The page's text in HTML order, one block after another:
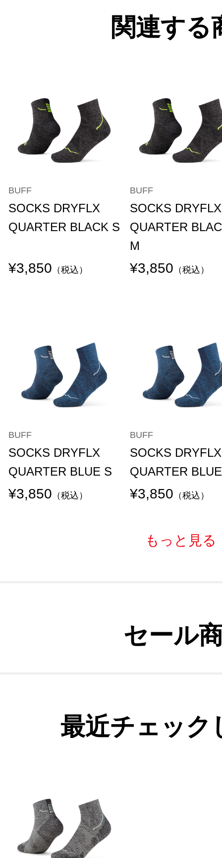
関連する
BUFF
SOCKS DRYFLX
QUARTER BLACK S
¥3,850 （税込）
BUFF
SOCKS DRYFLX
QUARTER
M
¥3,850 （税込）
BUFF
SOCKS DRYFLX
QUARTER BLUE S
¥3,850 （税込）
BUFF
SOCKS DRYFLX
QUARTER
¥3,850 （税込）
もっと見る
セール
最近チェック